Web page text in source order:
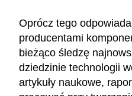
Oprócz tego
producentami
bieżąco śledzę
dziedzinie technologii
artykuły naukowe,